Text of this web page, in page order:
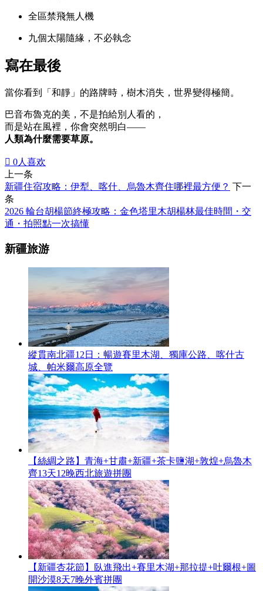
全區禁飛無人機
九個太陽隨緣，不必執念
寫在最後
當你看到「和靜」的路牌時，樹木消失，世界變得極簡。
巴音布魯克的美，不是拍給別人看的，
而是站在風裡，你會突然明白——
人類為什麼需要草原。
 0人喜欢
上一条
新疆住宿攻略：伊犁、喀什、烏魯木齊住哪裡最方便？ 下一
条
2026 輪台胡楊節終極攻略：金色塔里木胡楊林最佳時間・交
通・拍照點一次搞懂
新疆旅游
縱貫南北疆12日：暢遊賽里木湖、獨庫公路、喀什古
城、帕米爾高原全覽
【絲綢之路】青海+甘肅+新疆+茶卡鹽湖+敦煌+烏魯木
齊13天12晚西北旅遊拼團
【新疆杏花節】臥進飛出+賽里木湖+那拉提+吐爾根+圖
開沙漠8天7晚外賓拼團